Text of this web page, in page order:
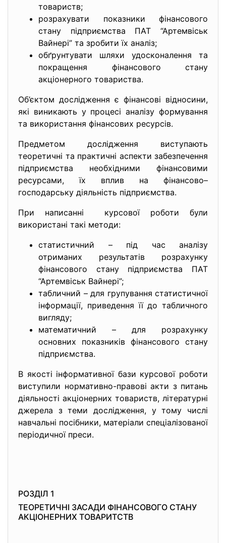
товариств;
розрахувати показники фінансового
стану підприємства ПАТ “Артемвіськ
Вайнері” та зробити їх аналіз;
обґрунтувати шляхи удосконалення та
покращення фінансового стану
акціонерного товариства.
Об’єктом дослідження є фінансові відносини,
які виникають у процесі аналізу формування
та використання фінансових ресурсів.
Предметом дослідження виступають
теоретичні та практичні аспекти забезпечення
підприємства необхідними фінансовими
ресурсами, їх вплив на фінансово–
господарську діяльність підприємства.
При написанні курсової роботи були
використані такі методи:
статистичний – під час аналізу
отриманих результатів розрахунку
фінансового стану підприємства ПАТ
“Артемвіськ Вайнері”;
табличний – для групування статистичної
інформації, приведення її до табличного
вигляду;
математичний – для розрахунку
основних показників фінансового стану
підприємства.
В якості інформативної бази курсової роботи
виступили нормативно-правові акти з питань
діяльності акціонерних товариств, літературні
джерела з теми дослідження, у тому числі
навчальні посібники, матеріали спеціалізованої
періодичної преси.
РОЗДІЛ 1
ТЕОРЕТИЧНІ ЗАСАДИ ФІНАНСОВОГО СТАНУ
АКЦІОНЕРНИХ ТОВАРИТСТВ